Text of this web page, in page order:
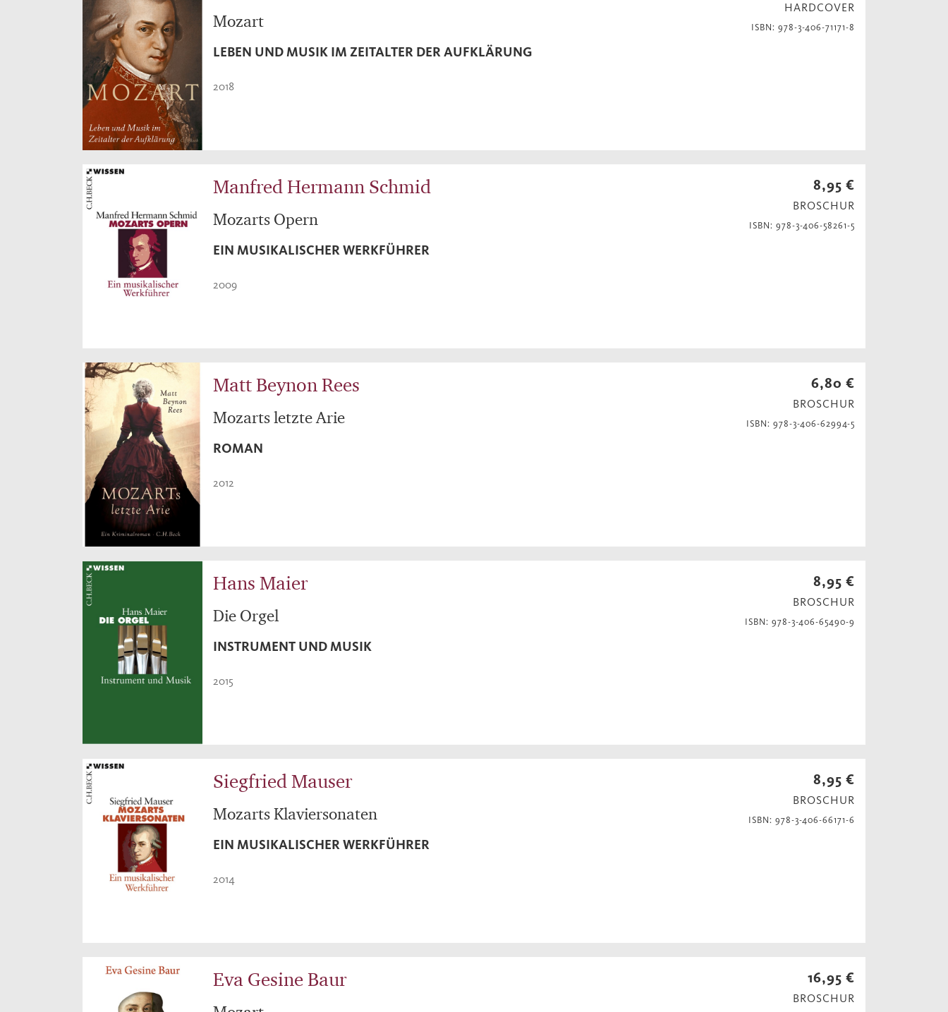
Mozart
LEBEN UND MUSIK IM ZEITALTER DER AUFKLÄRUNG
2018
HARDCOVER
ISBN: 978-3-406-71171-8
Manfred Hermann Schmid
Mozarts Opern
EIN MUSIKALISCHER WERKFÜHRER
2009
8,95 €
BROSCHUR
ISBN: 978-3-406-58261-5
Matt Beynon Rees
Mozarts letzte Arie
ROMAN
2012
6,80 €
BROSCHUR
ISBN: 978-3-406-62994-5
Hans Maier
Die Orgel
INSTRUMENT UND MUSIK
2015
8,95 €
BROSCHUR
ISBN: 978-3-406-65490-9
Siegfried Mauser
Mozarts Klaviersonaten
EIN MUSIKALISCHER WERKFÜHRER
2014
8,95 €
BROSCHUR
ISBN: 978-3-406-66171-6
Eva Gesine Baur 16,95 €
BROSCHUR